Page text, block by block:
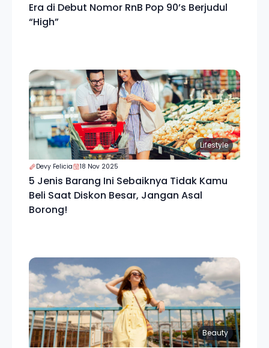
Era di Debut Nomor RnB Pop 90’s Berjudul
“High”
Lifestyle
Devy Felicia 18 Nov 2025
5 Jenis Barang Ini Sebaiknya Tidak Kamu
Beli Saat Diskon Besar, Jangan Asal
Borong!
Beauty